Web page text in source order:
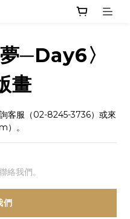
─Day6〉
畫
客服（02-8245-3736）或來
。
絡我們。
們